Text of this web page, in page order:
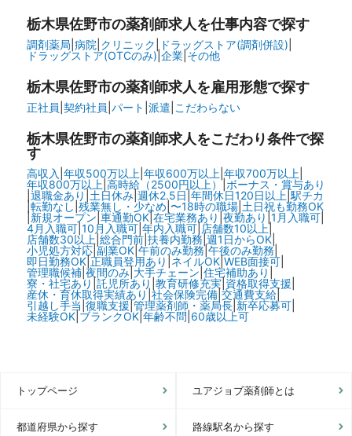
栃木県佐野市の薬剤師求人を仕事内容で探す
調剤薬局 病院 クリニック ドラッグストア(調剤併設)
ドラッグストア(OTCのみ)| 企業| その他
栃木県佐野市の薬剤師求人を雇用形態で探す
正社員 契約社員 パート 派遣 こだわらない
栃木県佐野市の薬剤師求人をこだわり条件で探
す
高収入 年収500万以上 年収600万以上 年収700万以上
年収800万以上 高時給（2500円以上）| ボーナス・賞与あり
退職金あり 土日休み| 週休2.5日 年間休日120日以上 駅チカ
|転勤なし 残業無し・少なめ 〜18時の職場| 土日祝も勤務OK
|新規オープン 車通勤OK|在宅業務あり 夜勤あり 1月入職可|
4月入職可| 10月入職可| 年内入職可| 店舗数10以上|
店舗数30以上 総合門前| 扶養内勤務 週1日からOK|
小児処方対応| 副業OK| 午前のみ勤務| 午後のみ勤務|
即日勤務OK| 正職員登用あり ネイルOK| WEB面接可|
管理職候補| 夜間のみ| 大手チェーン 住宅補助あり
寮・社宅あり 託児所あり 教育研修充実| 資格取得支援
産休・育休取得実績あり 社会保険完備| 交通費支給|
引越し手当 復職支援 |管理薬剤師・薬局長| 新卒応募可|
未経験OK| ブランクOK| 年齢不問 60歳以上可
トップページ ユアジョブ薬剤師とは
都道府県から探す 路線駅名から探す